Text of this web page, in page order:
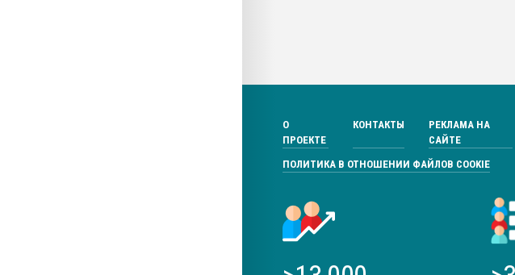
О
ПРОЕКТЕ
КОНТАКТЫ
РЕКЛАМА НА
САЙТЕ
ПОЛИТИКА В ОТНОШЕНИИ ФАЙЛОВ COOKIE